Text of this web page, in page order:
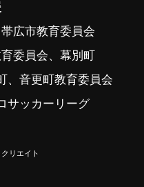
広市教育委員会
委員会、幕別町
、音更町教育委員会
サッカーリーグ
リエイト